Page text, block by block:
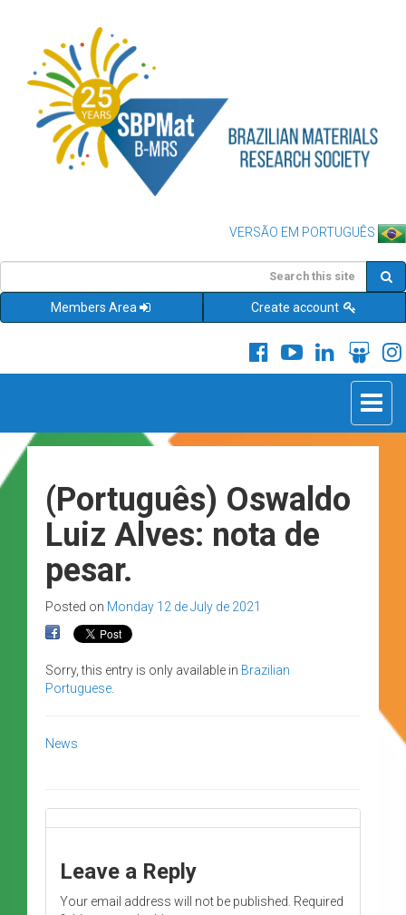
VERSÃO EM PORTUGUÊS
Members Area Create account
Toggle
(Português) Oswaldo
Luiz Alves: nota de
pesar.
Posted on Monday 12 de July de 2021
Sorry, this entry is only available in Brazilian
Portuguese
News
Leave a Reply
Your email address will not be published. Required